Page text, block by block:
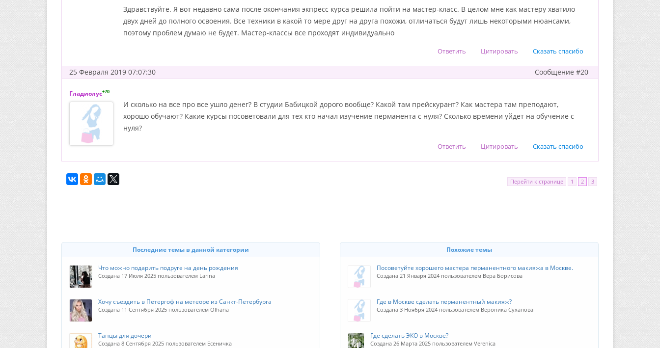
Здравствуйте. Я вот недавно сама после окончания экпресс курса решила пойти на мастер-класс. В целом мне как мастеру хватило
двух дней до полного освоения. Все техники в какой то мере друг на друга похожи, отличаться будут лишь некоторыми нюансами,
поэтому проблем думаю не будет. Мастер-классы все проходят индивидуально
Сказать спасибо
Цитировать
Ответить
Сообщение #20
25 Февраля 2019 07:07:30
Гладиолус+70
И сколько на все про все ушло денег? В студии Бабицкой дорого вообще? Какой там прейскурант? Как мастера там преподают,
хорошо обучают? Какие курсы посоветовали для тех кто начал изучение перманента с нуля? Сколько времени уйдет на обучение с
нуля?
Сказать спасибо
Цитировать
Ответить
Перейти к странице 1 2 3
Похожие темы
Посоветуйте хорошего мастера перманентного макияжа в Москве.
Создана 21 Января 2024 пользователем Вера Борисова
Где в Москве сделать перманентный макияж?
Создана 3 Ноября 2024 пользователем Вероника Суханова
Где сделать ЭКО в Москве?
Создана 26 Марта 2025 пользователем Verenica
Последние темы в данной категории
Что можно подарить подруге на день рождения
Создана 17 Июля 2025 пользователем Larina
Хочу съездить в Петергоф на метеоре из Санкт-Петербурга
Создана 11 Сентября 2025 пользователем Olhana
Танцы для дочери
Создана 8 Сентября 2025 пользователем Есеничка